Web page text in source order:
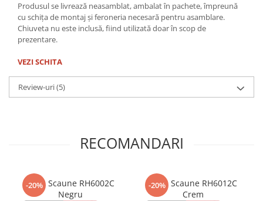
Produsul se livrează neasamblat, ambalat în pachete, împreună
cu schița de montaj și feroneria necesară pentru asamblare.
Chiuveta nu este inclusă, fiind utilizată doar în scop de
prezentare.
VEZI SCHITA
Review-uri(5)
RECOMANDARI
-20%
Set 2 Scaune RH6002C
Negru
-20%
Set 2 Scaune RH6012C
Crem